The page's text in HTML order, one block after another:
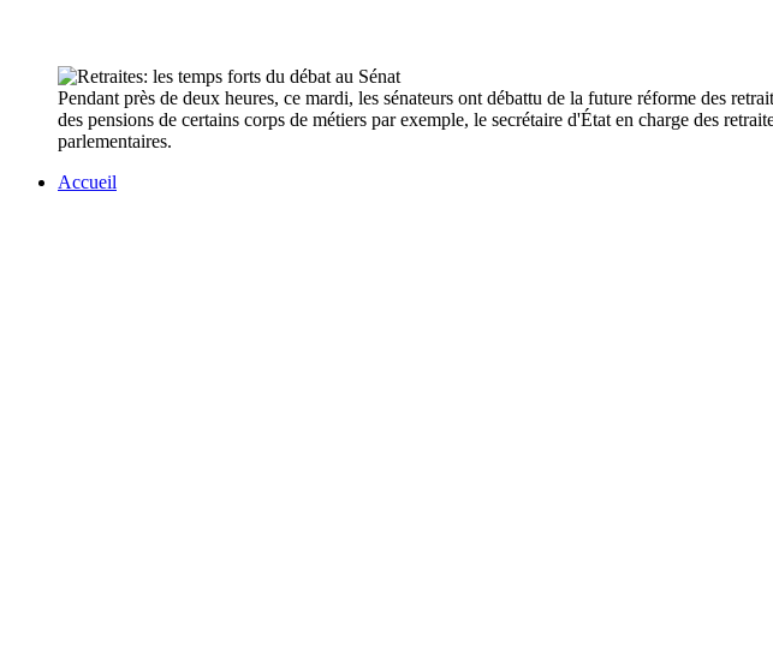
Pendant près de deux heures, ce mardi, les sénateurs ont débattu de la future réforme des
des pensions de certains corps de métiers par exemple, le secrétaire d'État en charge des
parlementaires.
Accueil